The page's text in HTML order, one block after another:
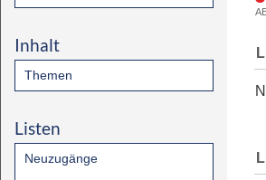
Inhalt
Themen
Listen
Neuzugänge